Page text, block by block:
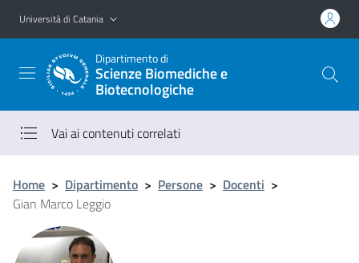
Vai al contenuto principale
Vai al menu di navigazione
Università di Catania
Dipartimento di
Scienze Biomediche e
Biotecnologiche
Vai ai contenuti correlati
Home > Dipartimento > Persone > Docenti >
Gian Marco Leggio